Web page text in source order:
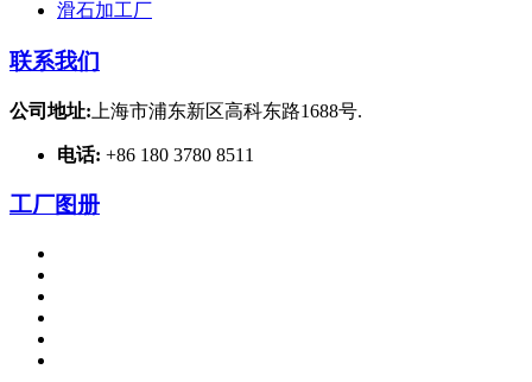
滑石加工厂
联系我们
公司地址: 上海市浦东新区高科东路1688号.
电话: +86 180 3780 8511
工厂图册